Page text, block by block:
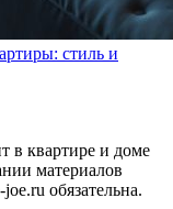
стиль и
в квартире и доме
материалов
обязательна.